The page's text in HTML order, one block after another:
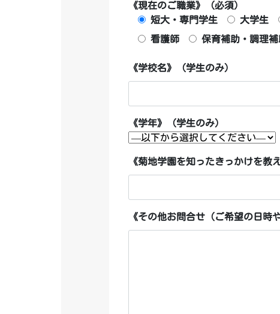
《現在のご職業》 (必須)
短大・専門学生
大学生
看護師
保育補助・調理補
《学校名》（学生のみ）
《学年》（学生のみ）
《菊地学園を知ったきっかけを教
《その他お問合せ（ご希望の日時